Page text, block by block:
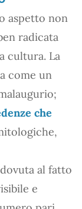
aspetto non
radicata
cultura. La
come un
che
al fatto
e